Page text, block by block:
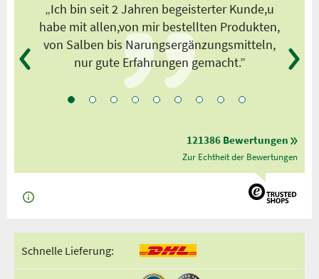
„Ich bin seit 2 Jahren begeisterter Kunde,u
habe mit allen,von mir bestellten Produkten,
von Salben bis Narungsergänzungsmitteln,
nur gute Erfahrungen gemacht.”
121386 Bewertungen
Zur Echtheit der Bewertungen
Schnelle Lieferung: